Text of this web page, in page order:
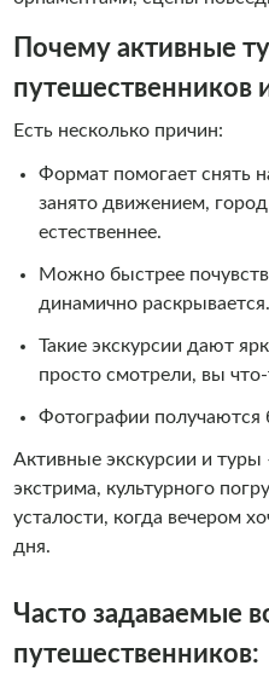
Почему активные
путешественников
Есть несколько причин:
Формат помогает снять
занято движением,
естественнее.
Можно быстрее
динамично раскрывается.
Такие экскурсии дают
просто смотрели, вы
Фотографии получаются
Активные экскурсии и туры
экстрима, культурного
усталости, когда вечером
дня.
Часто задаваемые
путешественников: